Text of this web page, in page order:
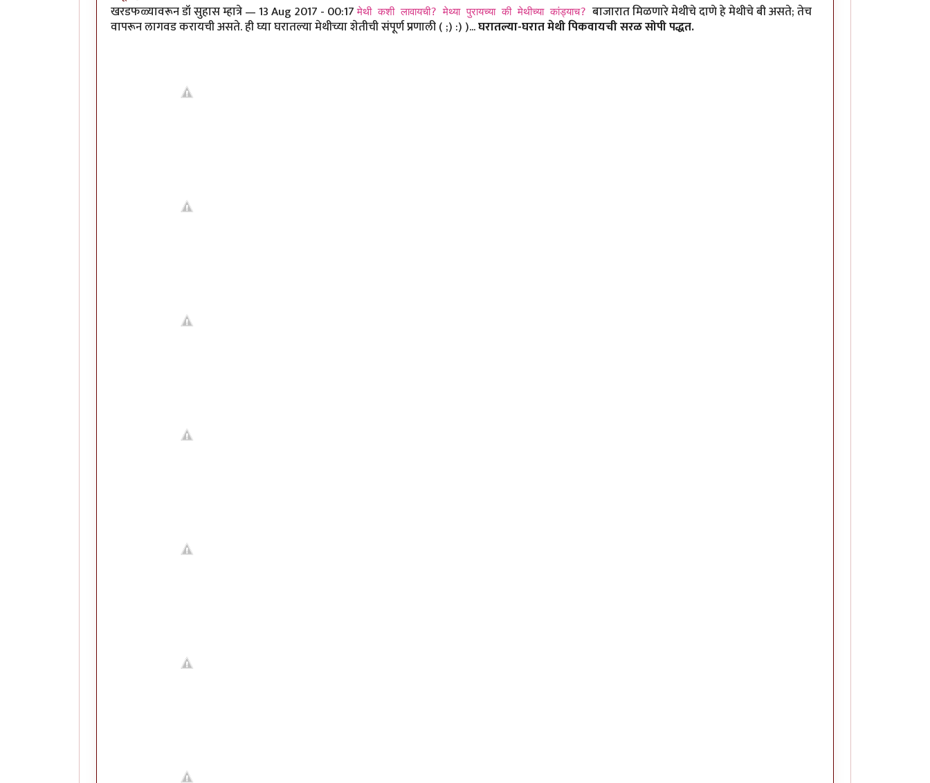
खरडफळ्यावरून डॉ सुहास म्हात्रे — 13 Aug 2017 - 00:17मेथी कशी लावायची? मेथ्या पुरायच्या की मेथीच्या कांड्याच? बाजारात मिळणारे मेथीचे दाणे हे मेथीचे बी असते; तेच
वापरून लागवड करायची असते. ही घ्या घरातल्या मेथीच्या शेतीची संपूर्ण प्रणाली ( ;) :) )...घरातल्या-घरात मेथी पिकवायची सरळ सोपी पद्धत.